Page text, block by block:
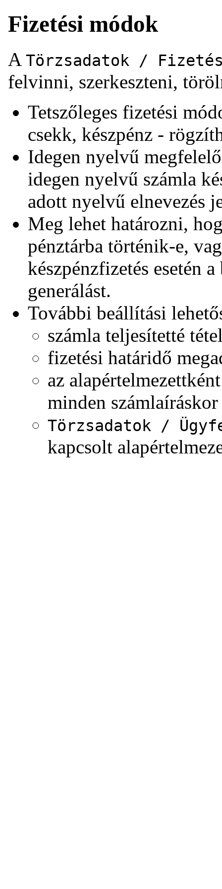
Fizetési módok
A Törzsadatok /
felvinni, szerkeszteni,
Tetszőleges fizetési
csekk, készpénz -
Idegen nyelvű
idegen nyelvű számla
adott nyelvű elnevezés
Meg lehet határozni,
pénztárba történik-e,
készpénzfizetés esetén
generálást.
További beállítási
számla teljesítetté
fizetési határidő
az
minden
Törzsadatok /
kapcsolt